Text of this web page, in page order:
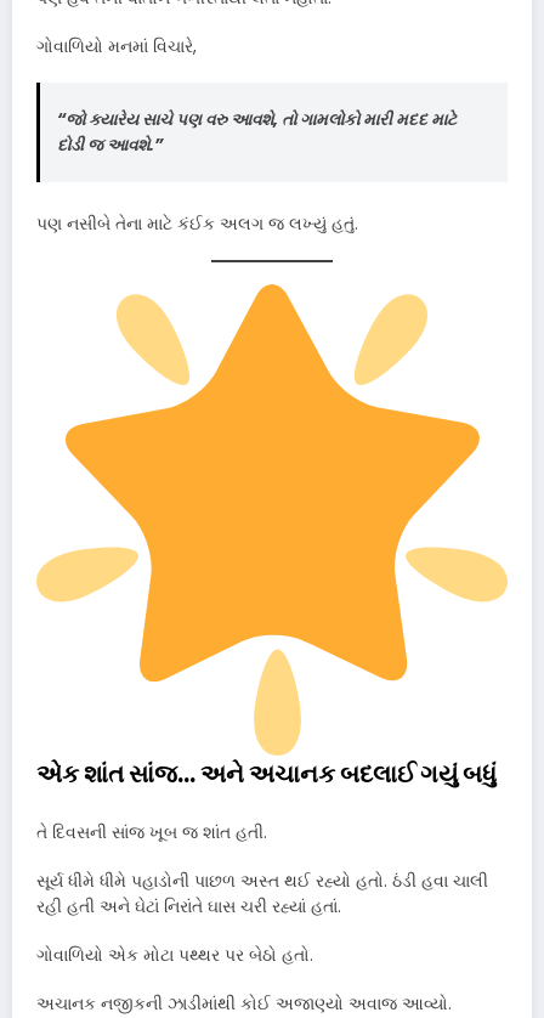
ગોવાળિયો મનમાં વિચારે,
“જો ક્યારેય સાચે પણ વરુ આવશે, તો ગામલોકો મારી મદદ માટે
દોડી જ આવશે.”
પણ નસીબે તેના માટે કંઈક અલગ જ લખ્યું હતું.
એક શાંત સાંજ… અને અચાનક બદલાઈ ગયું બધું
તે દિવસની સાંજ ખૂબ જ શાંત હતી.
સૂર્ય ધીમે ધીમે પહાડોની પાછળ અસ્ત થઈ રહ્યો હતો. ઠંડી હવા ચાલી
રહી હતી અને ઘેટાં નિરાંતે ઘાસ ચરી રહ્યાં હતાં.
ગોવાળિયો એક મોટા પથ્થર પર બેઠો હતો.
અચાનક નજીકની ઝાડીમાંથી કોઈ અજાણ્યો અવાજ આવ્યો.